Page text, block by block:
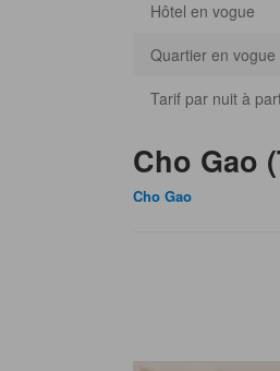
Hôtel en vogue
Quartier en vogue
Tarif par nuit à
Cho Gao
Cho Gao